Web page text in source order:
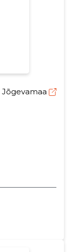
Jõgevamaa